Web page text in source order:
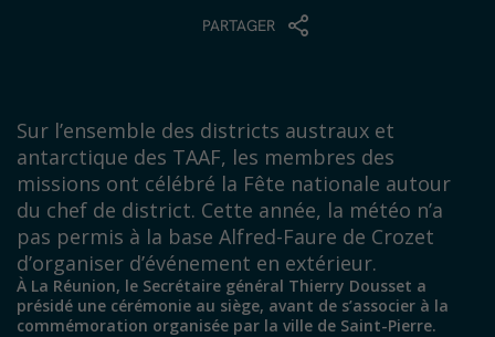
PARTAGER
Sur l’ensemble des districts austraux et
antarctique des TAAF, les membres des
missions ont célébré la Fête nationale autour
du chef de district. Cette année, la météo n’a
pas permis à la base Alfred-Faure de Crozet
d’organiser d’événement en extérieur.
À La Réunion, le Secrétaire général Thierry Dousset a
présidé une cérémonie au siège, avant de s’associer à la
commémoration organisée par la ville de Saint-Pierre.